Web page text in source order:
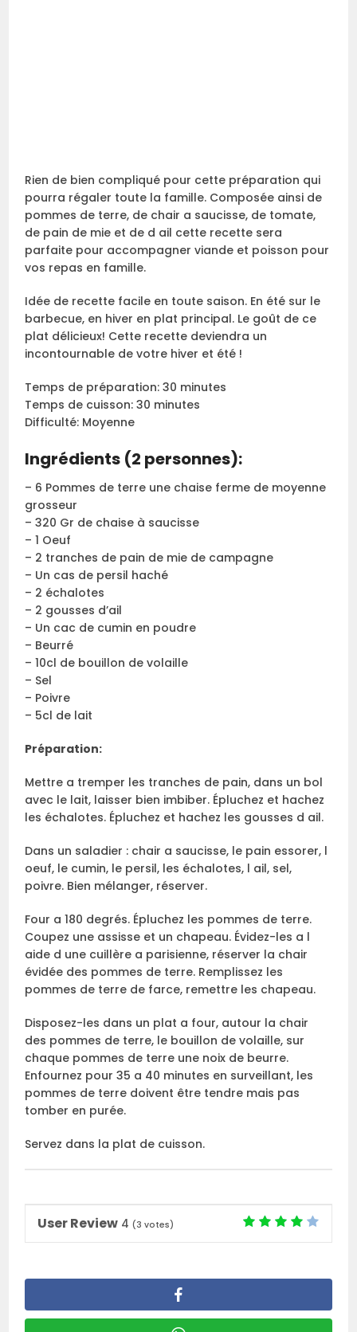
Rien de bien compliqué pour cette préparation qui
pourra régaler toute la famille. Composée ainsi de
pommes de terre, de chair a saucisse, de tomate,
de pain de mie et de d ail cette recette sera
parfaite pour accompagner viande et poisson pour
vos repas en famille.
Idée de recette facile en toute saison. En été sur le
barbecue, en hiver en plat principal. Le goût de ce
plat délicieux! Cette recette deviendra un
incontournable de votre hiver et été !
Temps de préparation: 30 minutes
Temps de cuisson: 30 minutes
Difficulté: Moyenne
Ingrédients (2 personnes):
– 6 Pommes de terre une chaise ferme de moyenne
grosseur
– 320 Gr de chaise à saucisse
– 1 Oeuf
– 2 tranches de pain de mie de campagne
– Un cas de persil haché
– 2 échalotes
– 2 gousses d’ail
– Un cac de cumin en poudre
– Beurré
– 10cl de bouillon de volaille
– Sel
– Poivre
– 5cl de lait
Préparation:
Mettre a tremper les tranches de pain, dans un bol
avec le lait, laisser bien imbiber. Épluchez et hachez
les échalotes. Épluchez et hachez les gousses d ail.
Dans un saladier : chair a saucisse, le pain essorer, l
oeuf, le cumin, le persil, les échalotes, l ail, sel,
poivre. Bien mélanger, réserver.
Four a 180 degrés. Épluchez les pommes de terre.
Coupez une assisse et un chapeau. Évidez-les a l
aide d une cuillère a parisienne, réserver la chair
évidée des pommes de terre. Remplissez les
pommes de terre de farce, remettre les chapeau.
Disposez-les dans un plat a four, autour la chair
des pommes de terre, le bouillon de volaille, sur
chaque pommes de terre une noix de beurre.
Enfournez pour 35 a 40 minutes en surveillant, les
pommes de terre doivent être tendre mais pas
tomber en purée.
Servez dans la plat de cuisson.
User Review 4 (3 votes)